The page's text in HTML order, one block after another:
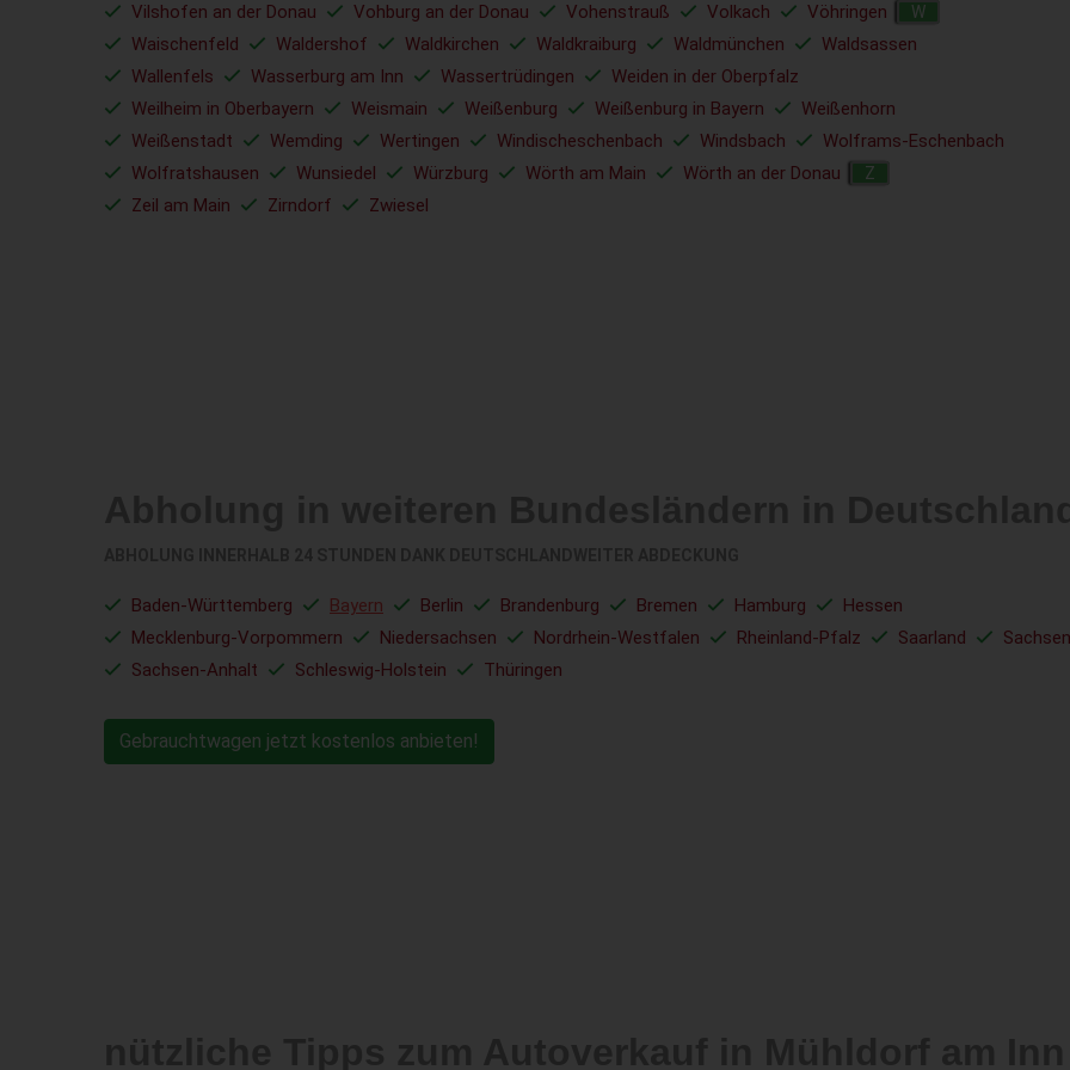
Vilshofen an der Donau Vohburg an der Donau Vohenstrauß Volkach Vöhringen W
Waischenfeld Waldershof Waldkirchen Waldkraiburg Waldmünchen
Waldsassen
Wallenfels
Wasserburg am Inn Wassertrüdingen
Weiden in der Oberpfalz
Weilheim in Oberbayern
Weismain Weißenburg Weißenburg in Bayern
Weißenhorn
Weißenstadt
Wemding Wertingen Windischeschenbach Windsbach
Wolframs-Eschenbach
Wolfratshausen
Wunsiedel Würzburg Wörth am Main Wörth an der Donau Z
Zeil am Main Zirndorf Zwiesel
Baden-Württemberg Bayern Berlin Brandenburg Bremen Hamburg
Hessen
Mecklenburg-Vorpommern
Niedersachsen Nordrhein-Westfalen Rheinland-Pfalz Saarland
Sachsen
Sachsen-Anhalt
Schleswig-Holstein Thüringen
Gebrauchtwagen jetzt kostenlos anbieten!